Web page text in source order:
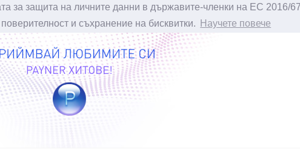
за защита на личните данни в държавите-членки на ЕС 2016/
и съхранение на бисквитки.
Научете повече